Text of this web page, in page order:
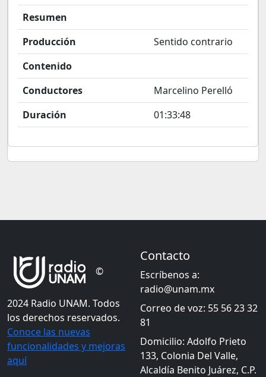
Resumen
Producción
Sentido contrario
Contenido
Conductores
Marcelino Perelló
Duración
01:33:48
©
2024 Radio UNAM. Todos
los derechos reservados.
Conoce las nuevas
funcionalidades y mejoras
aquí
Contacto
Escríbenos a:
radio@unam.mx
Correo de voz: 55 56 23 32
81
Domicilio: Adolfo Prieto
133, Colonia Del Valle,
Alcaldía Benito Juárez, C.P.